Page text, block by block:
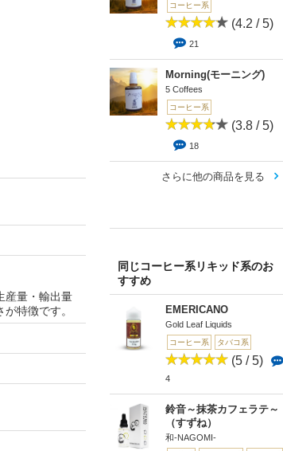
コーヒー系
(4.2 / 5)
21
Morning(モーニング)
5 Coffees
コーヒー系
(3.8 / 5)
18
さらに他の商品を見る
同じコーヒー系リキッド系のお
すすめ
EMERICANO
Gold Leaf Liquids
コーヒー系 タバコ系
(5 / 5)
4
鈴音～抹茶カフェラテ～
（すずね）
和-NAGOMI-
産量・輸出量
特徴です。